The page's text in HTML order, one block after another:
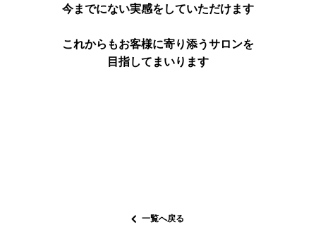
今までにない実感をしていただけます
これからもお客様に寄り添うサロンを
目指してまいります
一覧へ戻る